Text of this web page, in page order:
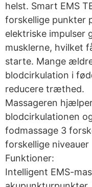
helst. Smart EMS
forskellige punkter
elektriske impulser
musklerne, hvilket
starte. Mange
blodcirkulation i
reducere træthed.
Massageren
blodcirkulationen
fodmassage 3
forskellige niveauer
Funktioner:
Intelligent EMS-